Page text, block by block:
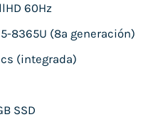
60Hz
8365U (8ª generación)
(integrada)
SSD